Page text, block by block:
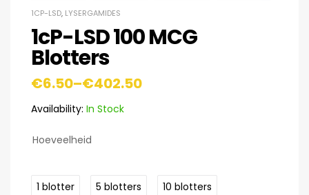
1CP-LSD, LYSERGAMIDES
1cP-LSD 100 MCG
Blotters
€6.50–€402.50
Availability: In Stock
Hoeveelheid
1 blotter 5 blotters 10 blotters